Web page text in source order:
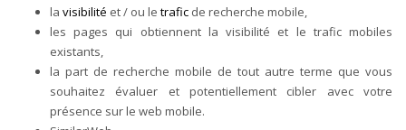
la visibilité et / ou le trafic de recherche mobile,
les pages qui obtiennent la visibilité et le trafic mobiles
existants,
la part de recherche mobile de tout autre terme que vous
souhaitez évaluer et potentiellement cibler avec votre
présence sur le web mobile.